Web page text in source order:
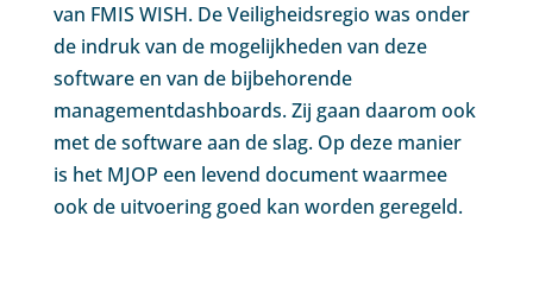
van FMIS WISH. De Veiligheidsregio was onder
de indruk van de mogelijkheden van deze
software en van de bijbehorende
managementdashboards. Zij gaan daarom ook
met de software aan de slag. Op deze manier
is het MJOP een levend document waarmee
ook de uitvoering goed kan worden geregeld.